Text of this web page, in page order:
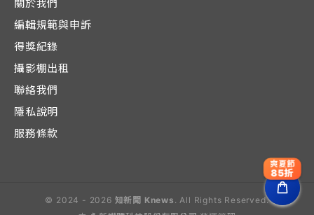
關於我們
編輯規範與申訴
得獎紀錄
攝影棚出租
聯絡我們
隱私說明
服務條款
© 2024 - 2026 知新聞 Knews . All Rights Reserved.
爽夏節
85折